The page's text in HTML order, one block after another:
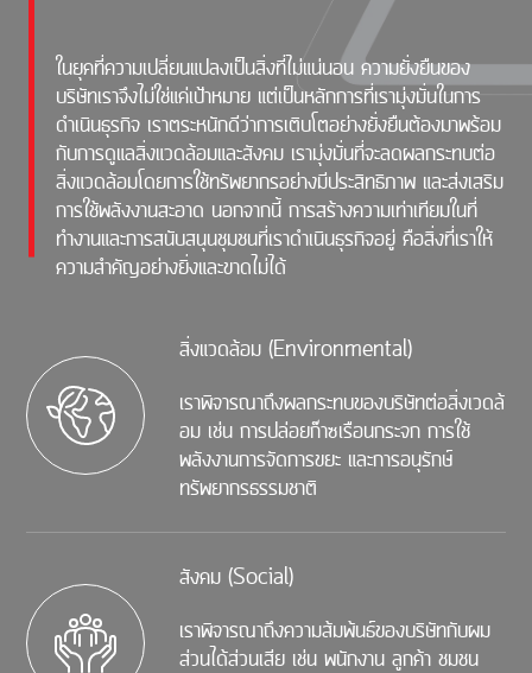
ในยุคที่ความเปลี่ยนแปลงเป็นสิ่งที่ไม่แน่นอน ความยั่งยืนของ
บริษัทเราจึงไม่ใช่แค่เป้าหมาย แต่เป็นหลักการที่เรามุ่งมั่นในการ
ดำเนินธุรกิจ เราตระหนักดีว่าการเติบโตอย่างยั่งยืนต้องมาพร้อม
กับการดูแลสิ่งแวดล้อมและสังคม เรามุ่งมั่นที่จะลดผลกระทบต่อ
สิ่งแวดล้อมโดยการใช้ทรัพยากรอย่างมีประสิทธิภาพ และส่งเสริม
การใช้พลังงานสะอาด นอกจากนี้ การสร้างความเท่าเทียมในที่
ทำงานและการสนับสนุนชุมชนที่เราดำเนินธุรกิจอยู่ คือสิ่งที่เราให้
ความสำคัญอย่างยิ่งและขาดไม่ได้
สิ่งแวดล้อม (Environmental)
เราพิจารณาถึงผลกระทบของบริษัทต่อสิ่งเวดล้
อม เช่น การปล่อยก๊าซเรือนกระจก การใช้
พลังงานการจัดการขยะ และการอนุรักษ์
ทรัพยากรธรรมชาติ
สังคม (Social)
เราพิจารณาถึงความส้มพ้นธ์ของบริษัทกับผม
ส่วนได้ส่วนเสีย เช่น พนักงาน ลูกค้า ชมชน